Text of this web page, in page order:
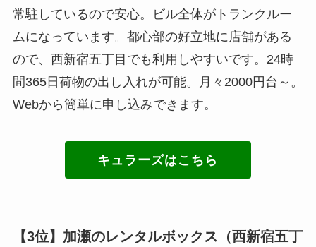
常駐しているので安心。ビル全体がトランクルー
ムになっています。都心部の好立地に店舗がある
ので、西新宿五丁目でも利用しやすいです。24時
間365日荷物の出し入れが可能。月々2000円台～。
Webから簡単に申し込みできます。
キュラーズはこちら
【3位】加瀬のレンタルボックス（西新宿五丁